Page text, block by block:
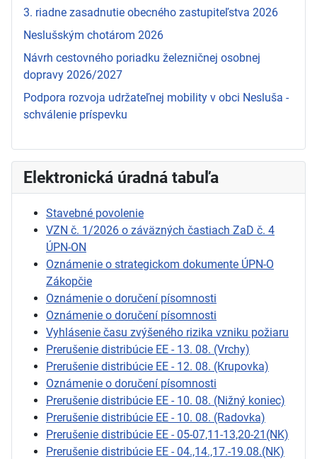
3. riadne zasadnutie obecného zastupiteľstva 2026
Neslušským chotárom 2026
Návrh cestovného poriadku železničnej osobnej
dopravy 2026/2027
Podpora rozvoja udržateľnej mobility v obci Nesluša -
schválenie príspevku
Elektronická úradná tabuľa
Stavebné povolenie
VZN č. 1/2026 o záväzných častiach ZaD č. 4
ÚPN-ON
Oznámenie o strategickom dokumente ÚPN-O
Zákopčie
Oznámenie o doručení písomnosti
Oznámenie o doručení písomnosti
Vyhlásenie času zvýšeného rizika vzniku požiaru
Prerušenie distribúcie EE - 13. 08. (Vrchy)
Prerušenie distribúcie EE - 12. 08. (Krupovka)
Oznámenie o doručení písomnosti
Prerušenie distribúcie EE - 10. 08. (Nižný koniec)
Prerušenie distribúcie EE - 10. 08. (Radovka)
Prerušenie distribúcie EE - 05-07,11-13,20-21(NK)
Prerušenie distribúcie EE - 04.,14.,17.-19.08.(NK)